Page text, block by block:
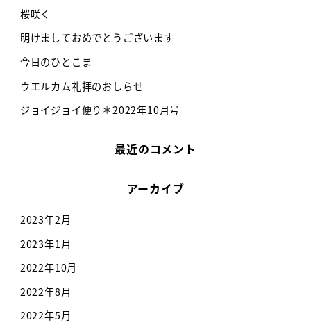
桜咲く
明けましておめでとうございます
今日のひとこま
ウエルカム礼拝のおしらせ
ジョイジョイ便り＊2022年10月号
最近のコメント
アーカイブ
2023年2月
2023年1月
2022年10月
2022年8月
2022年5月